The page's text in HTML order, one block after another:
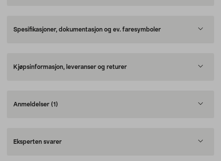
Spesifikasjoner, dokumentasjon og ev. faresymboler
Kjøpsinformasjon, leveranser og returer
Anmeldelser (1)
Eksperten svarer